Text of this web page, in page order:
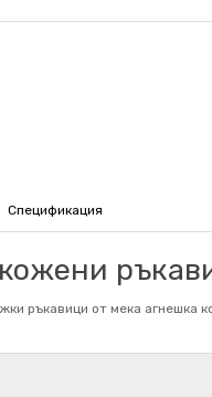
Спецификация
ръкавици от мека агнешка